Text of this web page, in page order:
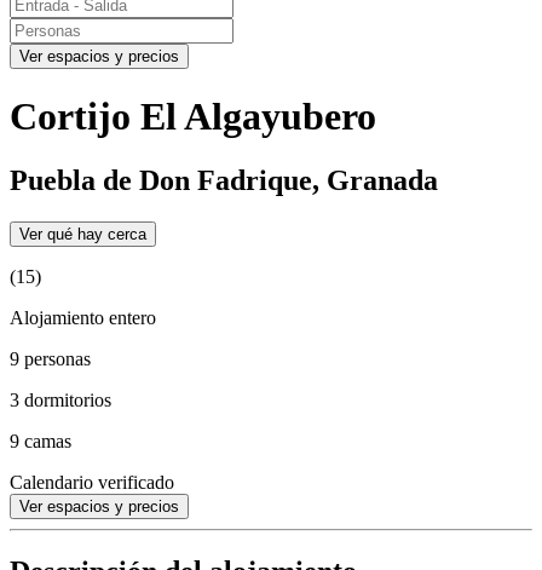
Ver espacios y precios
Cortijo El Algayubero
Puebla de Don Fadrique, Granada
Ver qué hay cerca
(15)
Alojamiento entero
9 personas
3 dormitorios
9 camas
Calendario verificado
Ver espacios y precios